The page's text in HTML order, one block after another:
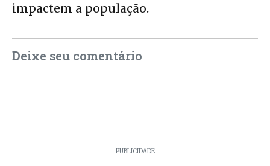
impactem a população.
Deixe seu comentário
PUBLICIDADE